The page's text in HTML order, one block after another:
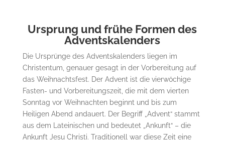
Ursprung und frühe Formen des
Adventskalenders
Die Ursprünge des Adventskalenders liegen im
Christentum, genauer gesagt in der Vorbereitung auf
das Weihnachtsfest. Der Advent ist die vierwöchige
Fasten- und Vorbereitungszeit, die mit dem vierten
Sonntag vor Weihnachten beginnt und bis zum
Heiligen Abend andauert. Der Begriff „Advent“ stammt
aus dem Lateinischen und bedeutet „Ankunft“ – die
Ankunft Jesu Christi. Traditionell war diese Zeit eine